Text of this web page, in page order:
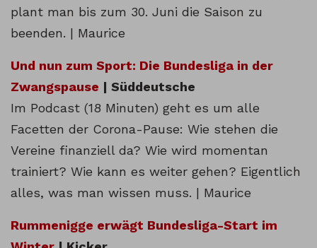
plant man bis zum 30. Juni die Saison zu
beenden. | Maurice
Und nun zum Sport: Die Bundesliga in der
Zwangspause | Süddeutsche
Im Podcast (18 Minuten) geht es um alle
Facetten der Corona-Pause: Wie stehen die
Vereine finanziell da? Wie wird momentan
trainiert? Wie kann es weiter gehen? Eigentlich
alles, was man wissen muss. | Maurice
Rummenigge erwägt Bundesliga-Start im